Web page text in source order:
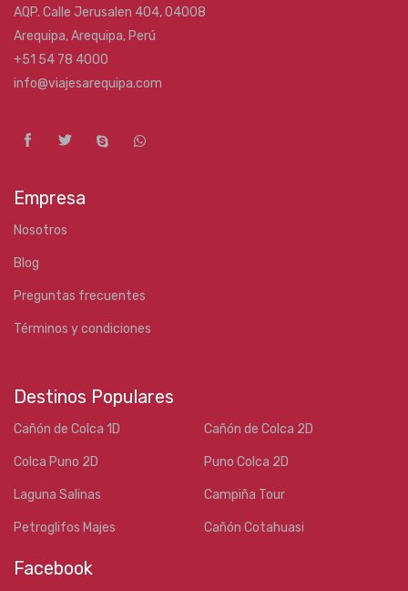
AQP. Calle Jerusalen 404, 04008
Arequipa, Arequipa, Perú
+51 54 78 4000
info@viajesarequipa.com
Empresa
Nosotros
Blog
Preguntas frecuentes
Términos y condiciones
Destinos Populares
Cañón de Colca 1D Cañón de Colca 2D
Colca Puno 2D Puno Colca 2D
Laguna Salinas Campiña Tour
Petroglifos Majes Cañón Cotahuasi
Facebook